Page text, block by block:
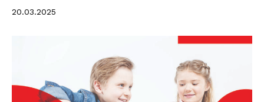
20.03.2025